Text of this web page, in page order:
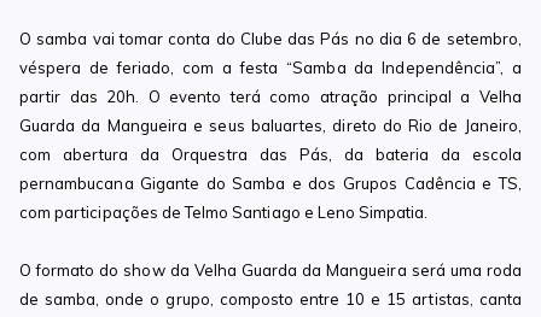
O samba vai tomar conta do Clube das Pás no dia 6 de setembro,
véspera de feriado, com a festa “Samba da Independência”, a
partir das 20h. O evento terá como atração principal a Velha
Guarda da Mangueira e seus baluartes, direto do Rio de Janeiro,
com abertura da Orquestra das Pás, da bateria da escola
pernambucana Gigante do Samba e dos Grupos Cadência e TS,
com participações de Telmo Santiago e Leno Simpatia.
O formato do show da Velha Guarda da Mangueira será uma roda
de samba, onde o grupo, composto entre 10 e 15 artistas, canta